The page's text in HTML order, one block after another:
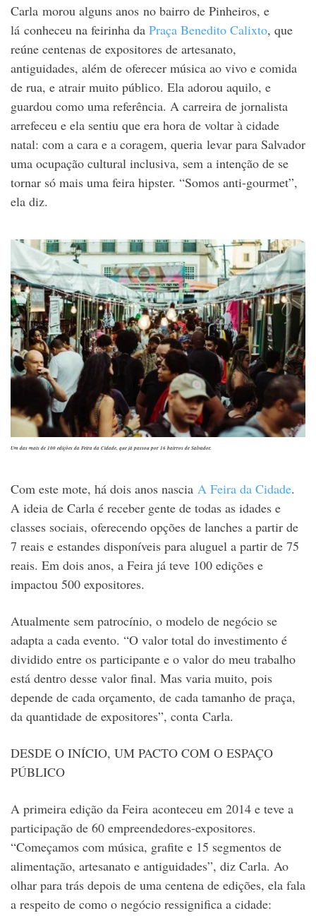
Carla morou alguns anos no bairro de Pinheiros, e
lá conheceu na feirinha da Praça Benedito Calixto, que
reúne centenas de expositores de artesanato,
antiguidades, além de oferecer música ao vivo e comida
de rua, e atrair muito público. Ela adorou aquilo, e
guardou como uma referência. A carreira de jornalista
arrefeceu e ela sentiu que era hora de voltar à cidade
natal: com a cara e a coragem, queria levar para Salvador
uma ocupação cultural inclusiva, sem a intenção de se
tornar só mais uma feira hipster. “Somos anti-gourmet”,
ela diz.
Um das mais de 100 edições da Feira da Cidade, que já passou por 16 bairros de Salvador.
Com este mote, há dois anos nascia A Feira da Cidade.
A ideia de Carla é receber gente de todas as idades e
classes sociais, oferecendo opções de lanches a partir de
7 reais e estandes disponíveis para aluguel a partir de 75
reais. Em dois anos, a Feira já teve 100 edições e
impactou 500 expositores.
Atualmente sem patrocínio, o modelo de negócio se
adapta a cada evento. “O valor total do investimento é
dividido entre os participante e o valor do meu trabalho
está dentro desse valor final. Mas varia muito, pois
depende de cada orçamento, de cada tamanho de praça,
da quantidade de expositores”, conta Carla.
DESDE O INÍCIO, UM PACTO COM O ESPAÇO
PÚBLICO
A primeira edição da Feira aconteceu em 2014 e teve a
participação de 60 empreendedores-expositores.
“Começamos com música, grafite e 15 segmentos de
alimentação, artesanato e antiguidades”, diz Carla. Ao
olhar para trás depois de uma centena de edições, ela fala
a respeito de como o negócio ressignifica a cidade: